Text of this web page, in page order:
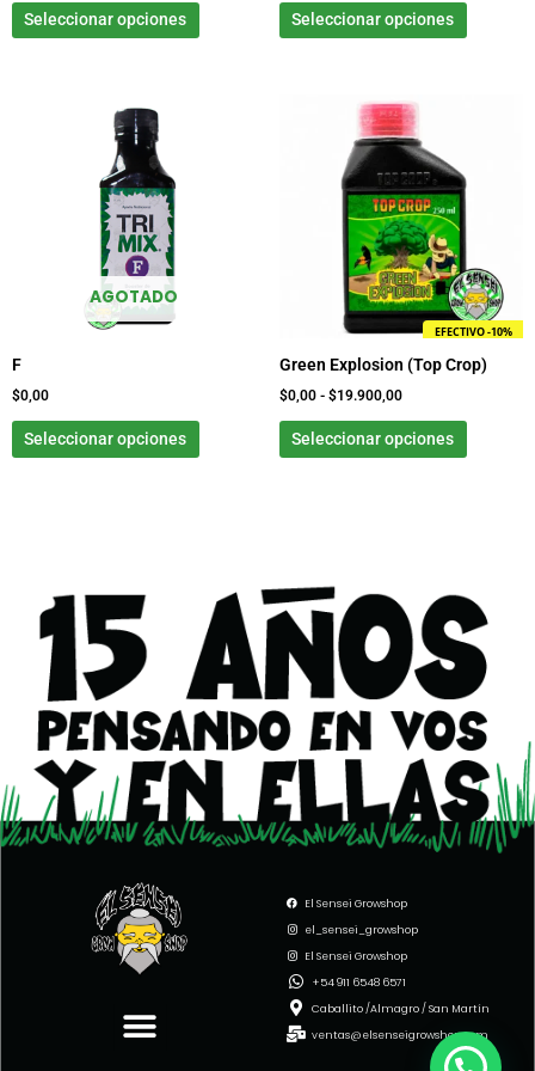
Seleccionar opciones Seleccionar opciones
AGOTADO
F
$0,00
Seleccionar opciones
página
EFECTIVO -10%
Green Explosion (Top Crop)
$0,00 - $19.900,00
Rango
de
precios:
desde
$0,00
hasta
$19.900,00
Seleccionar opciones
se
pueden
elegir
en
página
El Sensei Growshop
el_sensei_growshop
El Sensei Growshop
+54 911 6548 6571
Caballito /Almagro / San Martín
ventas@elsenseigrowshop.com